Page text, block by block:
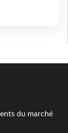
du marché